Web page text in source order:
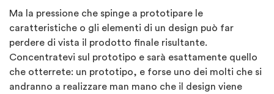
Ma la pressione che spinge a prototipare le
caratteristiche o gli elementi di un design può far
perdere di vista il prodotto finale risultante.
Concentratevi sul prototipo e sarà esattamente quello
che otterrete: un prototipo, e forse uno dei molti che si
andranno a realizzare man mano che il design viene